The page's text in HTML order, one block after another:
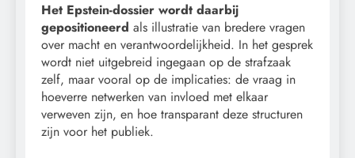
Het Epstein-dossier wordt daarbij
gepositioneerd als illustratie van bredere vragen
over macht en verantwoordelijkheid. In het gesprek
wordt niet uitgebreid ingegaan op de strafzaak
zelf, maar vooral op de implicaties: de vraag in
hoeverre netwerken van invloed met elkaar
verweven zijn, en hoe transparant deze structuren
zijn voor het publiek.